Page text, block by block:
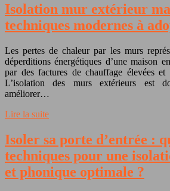
Isolation mur extérieur
techniques modernes à
Les pertes de chaleur par les murs
déperditions énergétiques d’une maison
par des factures de chauffage élevées
L’isolation des murs extérieurs est
améliorer…
Lire la suite
Isoler sa porte d’entrée :
techniques pour une
et phonique optimale ?